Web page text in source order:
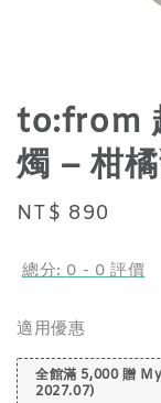
to:from
燭 – 柑
Regular
NT$ 890
總分: 0 - 0 評價
適用優惠
全館滿 5,000 贈
2027.07)